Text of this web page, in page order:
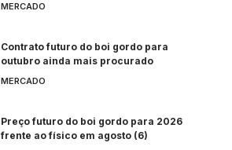
MERCADO
Contrato futuro do boi gordo para
outubro ainda mais procurado
MERCADO
Preço futuro do boi gordo para 2026
frente ao físico em agosto (6)